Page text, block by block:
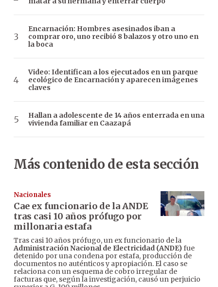
Encarnación: Hombres asesinados iban a
comprar oro, uno recibió 8 balazos y otro uno en
la boca
Video: Identifican a los ejecutados en un parque
ecológico de Encarnación y aparecen imágenes
claves
Hallan a adolescente de 14 años enterrada en una
vivienda familiar en Caazapá
Más contenido de esta sección
Nacionales
Cae ex funcionario de la ANDE
tras casi 10 años prófugo por
millonaria estafa
Tras casi 10 años prófugo, un ex funcionario de la
Administración Nacional de Electricidad (ANDE)fue
detenido por una condena por estafa, producción de
documentos no auténticos y apropiación. El caso se
relaciona con un esquema de cobro irregular de
facturas que, según la investigación, causó un perjuicio